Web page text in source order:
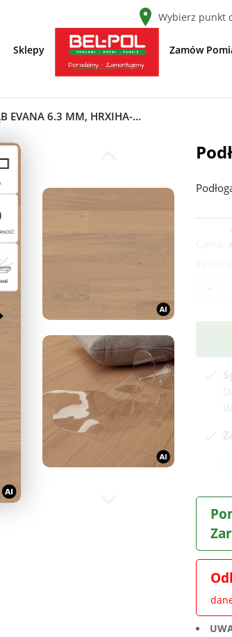
Wybierz punkt
Sklepy Zamów
PODŁOGA HYBRYDOWA DĄB EVANA 6.3 MM, HRXIHA-ONO12-SOMB01-SDB1E